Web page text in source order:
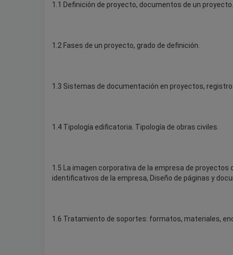
1.1 Definición de proyecto, documentos de un proyecto.
1.2 Fases de un proyecto, grado de definición.
1.3 Sistemas de documentación en proyectos, registro
1.4 Tipología edificatoria. Tipología de obras civiles.
1.5 La imagen corporativa de la empresa de
identificativos de la empresa, Diseño de páginas y
1.6 Tratamiento de soportes: formatos, materiales,